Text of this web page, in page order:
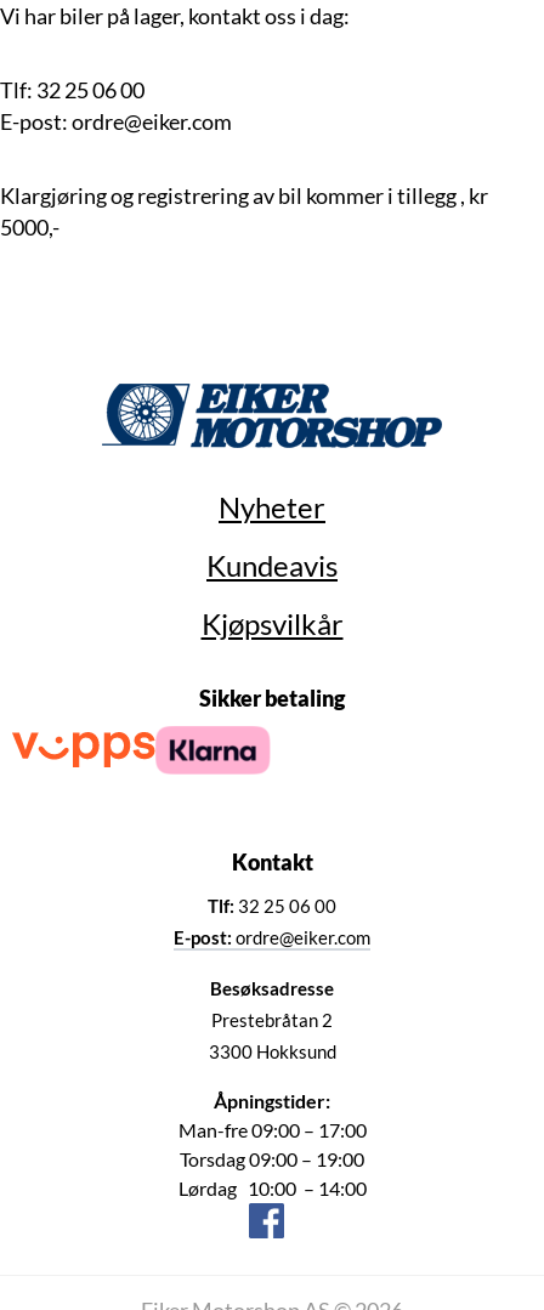
Vi har biler på lager, kontakt oss i dag:
Tlf: 32 25 06 00
E-post: ordre@eiker.com
Klargjøring og registrering av bil kommer i tillegg , kr
5000,-
Nyheter
Kundeavis
Kjøpsvilkår
Sikker betaling
Kontakt
Tlf: 32 25 06 00
E-post: ordre@eiker.com
Besøksadresse
Prestebråtan 2
3300 Hokksund
Åpningstider:
Man-fre 09:00 – 17:00
Torsdag 09:00 – 19:00
Lørdag 10:00 – 14:00